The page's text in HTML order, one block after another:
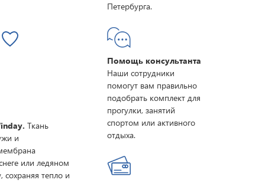
Ткань
и
или ледяном
сохраняя тепло и
Петербурга.
Помощь консультанта
Наши сотрудники
помогут вам правильно
подобрать комплект для
прогулки, занятий
спортом или активного
отдыха.